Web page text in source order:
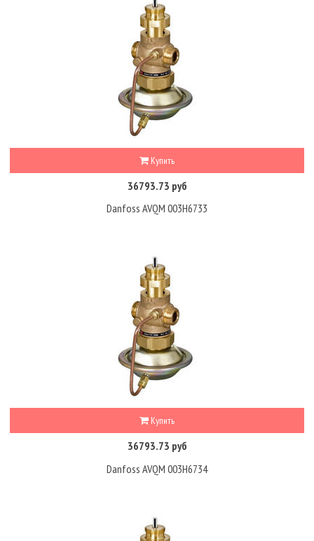
Купить
36793.73 руб
Danfoss AVQM 003H6733
Купить
36793.73 руб
Danfoss AVQM 003H6734